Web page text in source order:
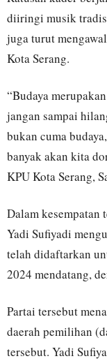
diiringi musik
juga turut
Kota Serang.
“Budaya
jangan sampai
bukan cuma
banyak akan kita
KPU Kota Serang,
Dalam kesempatan
Yadi Sufiyadi
telah didaftarkan
2024 mendatang,
Partai tersebut
daerah pemilihan
tersebut. Yadi